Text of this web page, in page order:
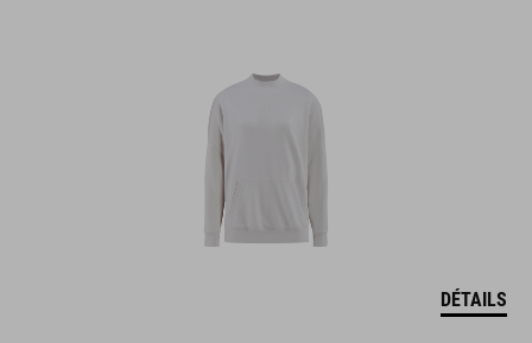
DÉTAILS